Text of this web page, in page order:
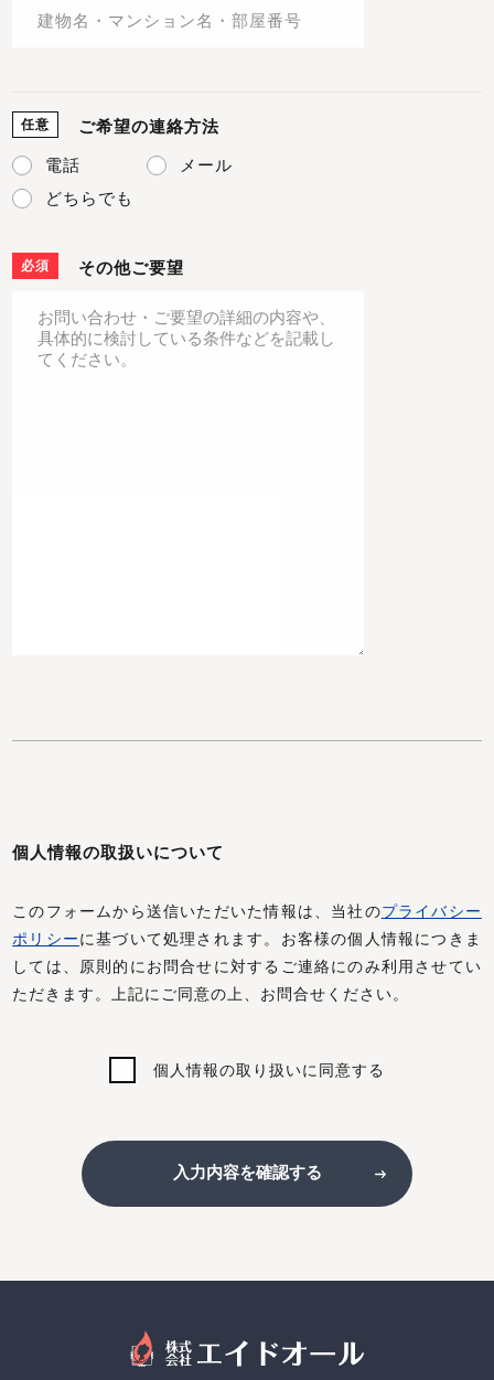
任意 ご希望の連絡方法
電話
メール
どちらでも
必須 その他ご要望
個人情報の取扱いについて
このフォームから送信いただいた情報は、当社のプライバシー
ポリシーに基づいて処理されます。お客様の個人情報につきま
しては、原則的にお問合せに対するご連絡にのみ利用させてい
ただきます。上記にご同意の上、お問合せください。
個人情報の取り扱いに同意する
入力内容を確認する